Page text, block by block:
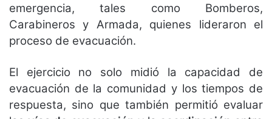
emergencia, tales como Bomberos,
Carabineros y Armada, quienes lideraron el
proceso de evacuación.
El ejercicio no solo midió la capacidad de
evacuación de la comunidad y los tiempos de
respuesta, sino que también permitió evaluar